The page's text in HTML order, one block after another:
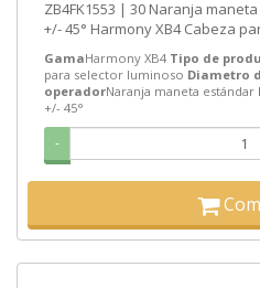
ZB4FK1553 | 30 Naranja
+/- 45° Harmony XB4 Cabeza
GamaHarmony XB4 Tipo de
para selector luminoso Diametro
operadorNaranja maneta estándar
+/- 45°
-